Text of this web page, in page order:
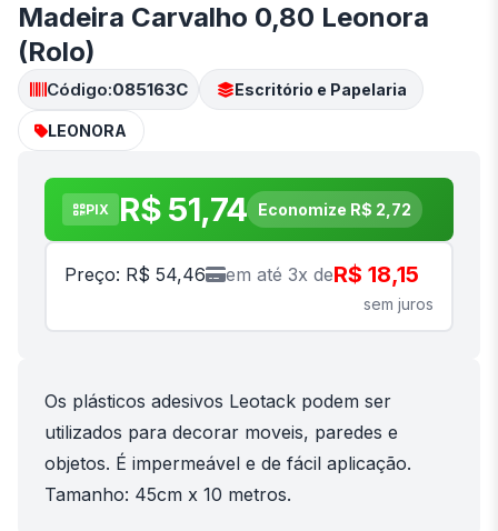
Madeira Carvalho 0,80 Leonora
(Rolo)
Código:085163C Escritório e Papelaria
LEONORA
PIX R$ 51,74 Economize R$ 2,72
Preço: R$ 54,46 em até 3x deR$ 18,15
sem juros
Os plásticos adesivos Leotack podem ser
utilizados para decorar moveis, paredes e
objetos. É impermeável e de fácil aplicação.
Tamanho: 45cm x 10 metros.